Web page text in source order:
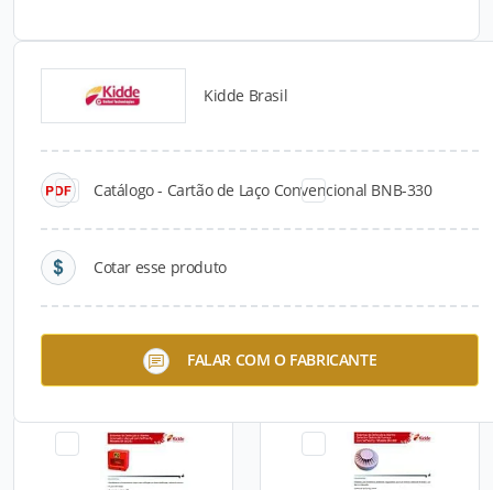
Kidde Brasil
Catálogo - Cartão de Laço Convencional BNB-330
Cotar esse produto
FALAR COM O FABRICANTE
Catálogos para Download
Acionador Manual com
SelfVerify BF-501
SelfVerify BF-502